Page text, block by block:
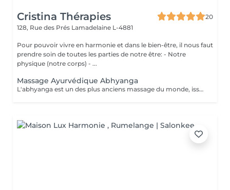
Cristina Thérapies
20
128, Rue des Prés Lamadelaine L-4881
Pour pouvoir vivre en harmonie et dans le bien-être, il nous faut
prendre soin de toutes les parties de notre être: - Notre
physique (notre corps) - ...
Massage Ayurvédique Abhyanga
L'abhyanga est un des plus anciens massage du monde, issus d'une sagesse indienne de plus de 5000 ans et de sa médecine, l'Ayurveda. Douceur, pressions ciblées et étirements vous invitent au lâcher prise totale. Le massage abhyanga signifie littéralement, massage à l'huile de tout le corps (y compris le cuir chevelu et le visage). C'est nourrissant, cela apaise vos doshas, donne de l'énergie, de l'endurance, du plaisir et du sommeil. La malaxation de la peau augmente sa longévité et nourrit toutes les parties du corps. Augmente la circulation en particulier nerveuse. Le patient est recouvert d'un drap qui sert à découvrir au fur et à mesure les parties à masser. Chaque massage est individualisé selon la prédominance des "doshas" et des déséquilibres du client. Après un massage ayurvédique, on ressent généralement une profonde sensation de détente et de légèreté, accompagnée d'un bien-être global tant physique que mental, grâce à la libération des tensions musculaires, la stimulation de la circulation et l'harmonisation des énergies. Le massage ayurvédique se pratique avec de l'huile, sauf exceptions liées à vos besoins spécifiques, il n'est donc pas nécessaire de porter une tenue particulière. Cependant, il faut prévoir simplement des sous-vêtements confortables et que vous ne craignez pas de tacher avec de l'huile. Prestation proposée uniquement aux dames. Réservation par téléphone au 00352 691 730 824. Paiement sur place en espèces.